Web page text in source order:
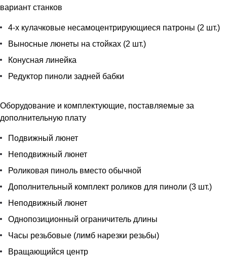
вариант станков
4-х кулачковые несамоцентрирующиеся патроны (2 шт.)
Выносные люнеты на стойках (2 шт.)
Конусная линейка
Редуктор пиноли задней бабки
Оборудование и комплектующие, поставляемые за
дополнительную плату
Подвижный люнет
Неподвижный люнет
Роликовая пиноль вместо обычной
Дополнительный комплект роликов для пиноли (3 шт.)
Неподвижный люнет
Однопозиционный ограничитель длины
Часы резьбовые (лимб нарезки резьбы)
Вращающийся центр